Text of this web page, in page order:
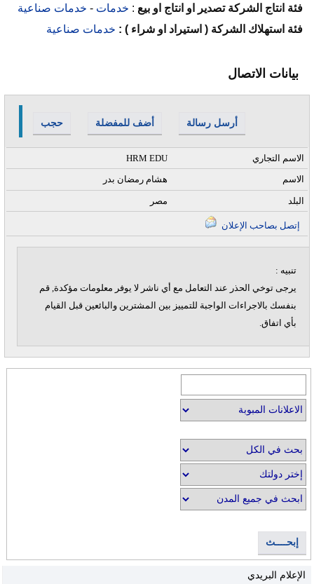
فئة انتاج الشركة تصدير او انتاج او بيع : خدمات - خدمات صناعية
فئة استهلاك الشركة ( استيراد او شراء ) : خدمات صناعية
بيانات الاتصال
حجب أضف للمفضلة أرسل رسالة
HRM EDU
الاسم التجاري
هشام رمضان بدر
الاسم
مصر البلد
تنبيه :
يرجى توخي الحذر عند التعامل مع أي ناشر لا يوفر معلومات مؤكدة, قم
بنفسك بالاجراءات الواجبة للتمييز بين المشترين والبائعين قبل القيام
بأي اتفاق.
إبحــــث
الإعلام البريدي